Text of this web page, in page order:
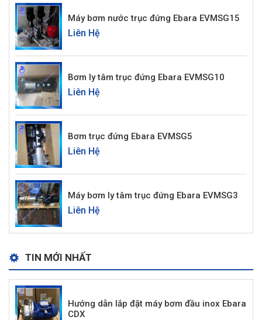
Máy bơm nước trục đứng Ebara EVMSG15
Liên Hệ
Bơm ly tâm trục đứng Ebara EVMSG10
Liên Hệ
Bơm trục đứng Ebara EVMSG5
Liên Hệ
Máy bơm ly tâm trục đứng Ebara EVMSG3
Liên Hệ
TIN MỚI NHẤT
Hướng dẫn lắp đặt máy bơm đầu inox Ebara
CDX